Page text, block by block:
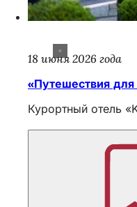
18 июня 2026 года
«Путешествия
Курортный отель